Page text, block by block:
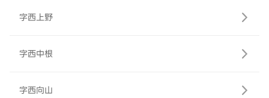
字西上野
字西中根
字西向山